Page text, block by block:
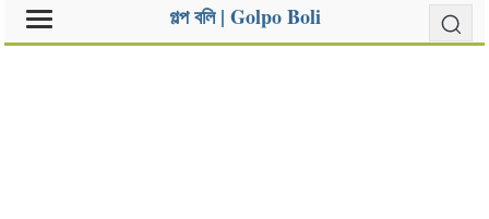
গল্প বলি | Golpo Boli